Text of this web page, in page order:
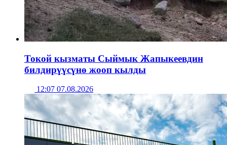
Токой кызматы Сыймык Жапыкеевдин
билдирүүсүнө жооп кылды
12:07 07.08.2026